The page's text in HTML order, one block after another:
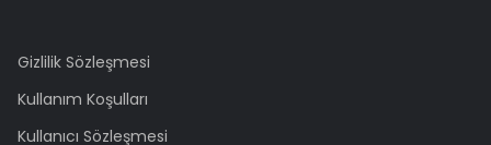
Gizlilik Sözleşmesi
Kullanım Koşulları
Kullanıcı Sözleşmesi